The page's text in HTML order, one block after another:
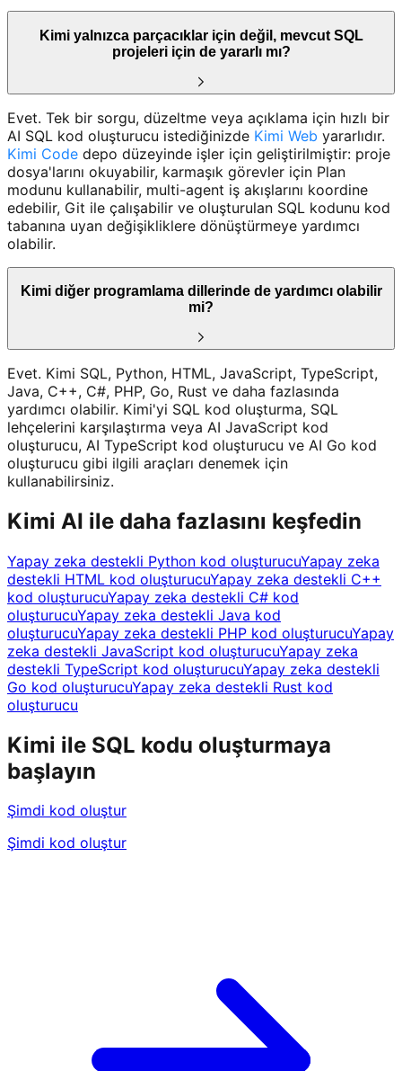
Kimi yalnızca parçacıklar için değil, mevcut SQL
projeleri için de yararlı mı?
Evet. Tek bir sorgu, düzeltme veya açıklama için hızlı bir
AI SQL kod oluşturucu istediğinizde Kimi Web yararlıdır.
Kimi Code depo düzeyinde işler için geliştirilmiştir: proje
dosya'larını okuyabilir, karmaşık görevler için Plan
modunu kullanabilir, multi-agent iş akışlarını koordine
edebilir, Git ile çalışabilir ve oluşturulan SQL kodunu kod
tabanına uyan değişikliklere dönüştürmeye yardımcı
olabilir.
Kimi diğer programlama dillerinde de yardımcı olabilir
mi?
Evet. Kimi SQL, Python, HTML, JavaScript, TypeScript,
Java, C++, C#, PHP, Go, Rust ve daha fazlasında
yardımcı olabilir. Kimi'yi SQL kod oluşturma, SQL
lehçelerini karşılaştırma veya AI JavaScript kod
oluşturucu, AI TypeScript kod oluşturucu ve AI Go kod
oluşturucu gibi ilgili araçları denemek için
kullanabilirsiniz.
Kimi AI ile daha fazlasını keşfedin
Yapay zeka destekli Python kod oluşturucuYapay zeka
destekli HTML kod oluşturucuYapay zeka destekli C++
kod oluşturucuYapay zeka destekli C# kod
oluşturucuYapay zeka destekli Java kod
oluşturucuYapay zeka destekli PHP kod oluşturucuYapay
zeka destekli JavaScript kod oluşturucuYapay zeka
destekli TypeScript kod oluşturucuYapay zeka destekli
Go kod oluşturucuYapay zeka destekli Rust kod
oluşturucu
Kimi ile SQL kodu oluşturmaya
başlayın
Şimdi kod oluştur
Şimdi kod oluştur